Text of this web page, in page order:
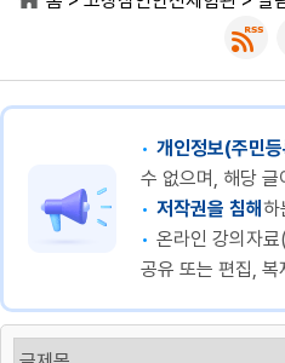
개인정보(주민
수 없으며, 해당
저작권을 침해하
온라인 강의자
공유 또는 편집, 복